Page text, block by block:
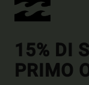
15% DI
PRIMO